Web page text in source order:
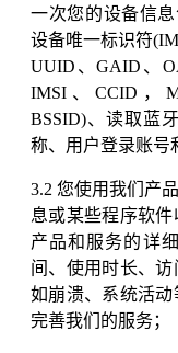
一次您的设备信
设备唯一标识符
UUID、GAID、
IMSI、CCID，
BSSID)、读取蓝
称、用户登录账号
3.2 您使用我们产
息或某些程序软件
产品和服务的详
间、使用时长、
如崩溃、系统活
完善我们的服务；